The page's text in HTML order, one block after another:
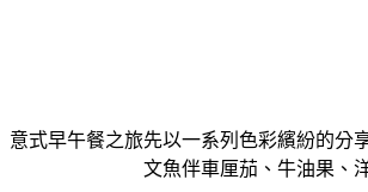
意式早午餐之旅先以⼀系列⾊彩繽紛的分
文⿂伴⾞厘茄、⽜油果、